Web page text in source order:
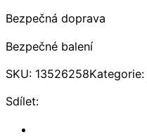
Bezpečná doprava
Bezpečné balení
SKU: 13526258Kategorie:
Sdílet: